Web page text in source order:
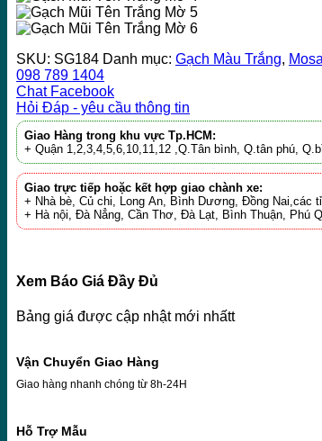
SKU: SG184 Danh mục: Gạch Màu Trắng,
098 789 1404
Chat Facebook
Hỏi Đáp - yêu cầu thông tin
Giao Hàng trong khu vực Tp.HCM:
+ Quận 1,2,3,4,5,6,10,11,12 ,Q.Tân bình, Q.tân phú,
Giao trực tiếp hoặc kết hợp giao chành xe:
+ Nhà bè, Củ chi, Long An, Bình Dương, Đồng Nai,các
+ Hà nội, Đà Nẳng, Cần Thơ, Đà Lạt, Bình Thuận, Phú
Xem Báo Giá Đầy Đủ
Bảng giá được cập nhật mới nhấtt
Vận Chuyển Giao Hàng
Giao hàng nhanh chóng từ 8h-24H
Hỗ Trợ Mẫu